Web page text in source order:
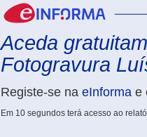
Aceda
Fotogravura
Registe-se na eInforma e
Em 10 segundos terá acesso ao